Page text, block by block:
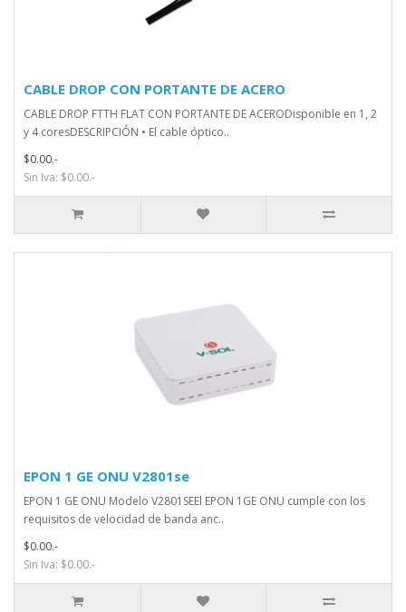
CABLE DROP CON PORTANTE DE ACERO
CABLE DROP FTTH FLAT CON PORTANTE DE ACERODisponible en 1, 2
y 4 coresDESCRIPCIÓN • El cable óptico..
$0.00.-
Sin Iva: $0.00.-
EPON 1 GE ONU V2801se
EPON 1 GE ONU Modelo V2801SEEl EPON 1GE ONU cumple con los
requisitos de velocidad de banda anc..
$0.00.-
Sin Iva: $0.00.-